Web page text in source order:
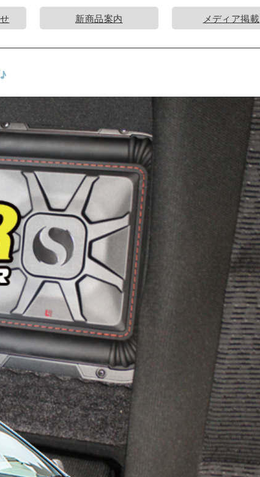
新商品案内 メディア掲載